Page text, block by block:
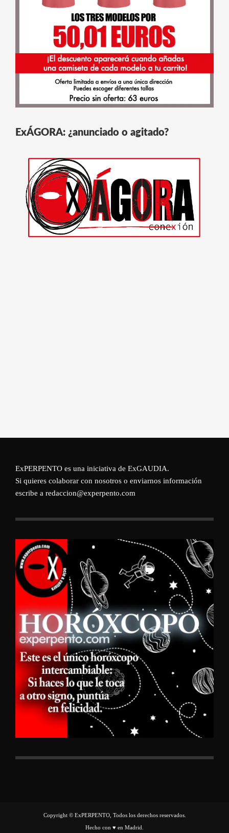
ExÁGORA: ¿anunciado o agitado?
ExPERPENTO es una iniciativa de ExGAUDIA.
Si quieres colaborar con nosotros o enviarnos información
escribe a redaccion@experpento.com
Copyright © ExPERPENTO, Todos los derechos reservados.
Hecho con ♥ en Madrid.